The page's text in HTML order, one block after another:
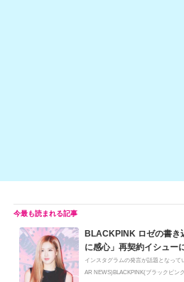
BLACKPINK ロゼの書き
に感心」再契約イシュー
インスタグラムの発言が話題となっ
AR NEWS)BLACKPINK(ブラックピン